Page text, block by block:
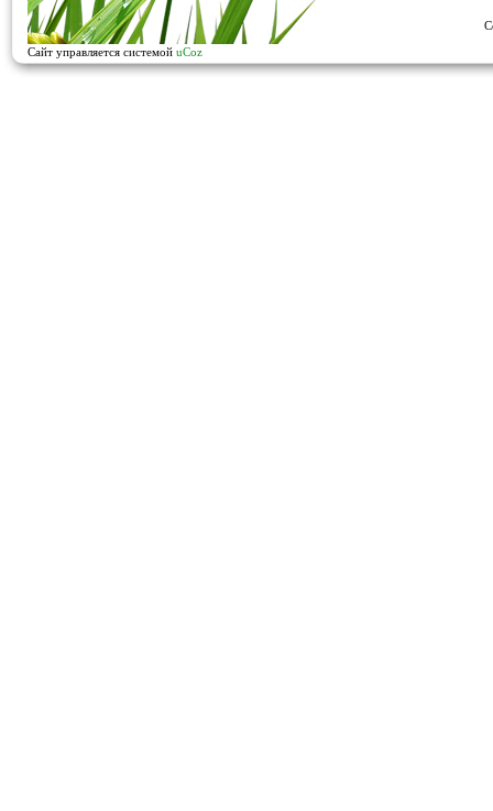
Сайт управляется системой uCoz